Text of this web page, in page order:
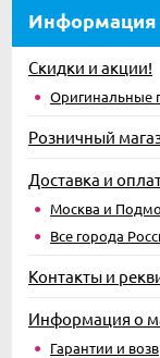
Информация
Скидки и акции!
Оригинальные
Розничный
Доставка и
Москва и
Все города
Контакты и
Информация о
Гарантии и